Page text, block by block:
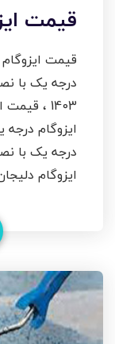
قیمت
قیمت
درجه یک با
1403 ،
ایزوگام
درجه یک با
ایزوگام